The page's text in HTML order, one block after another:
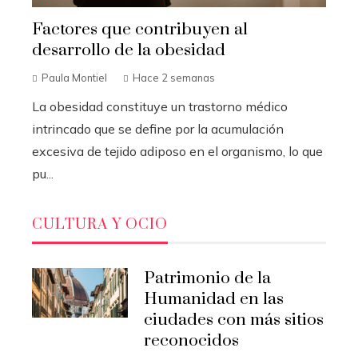
Factores que contribuyen al
desarrollo de la obesidad
Paula Montiel Hace 2 semanas
La obesidad constituye un trastorno médico
intrincado que se define por la acumulación
excesiva de tejido adiposo en el organismo, lo que
pu...
CULTURA Y OCIO
Patrimonio de la
Humanidad en las
ciudades con más sitios
reconocidos